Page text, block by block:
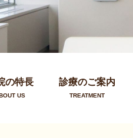
の特長
US
診療のご案内
TREATMENT